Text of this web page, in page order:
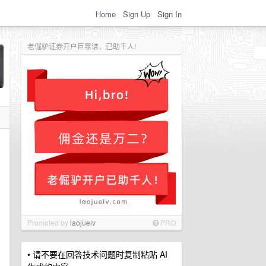
Home Sign Up Sign In
老倔驴证券开户巨靠谱，已助千人!
Promoted bylaojuelv PRO
• 请不要在回答技术问题时复制粘贴 AI